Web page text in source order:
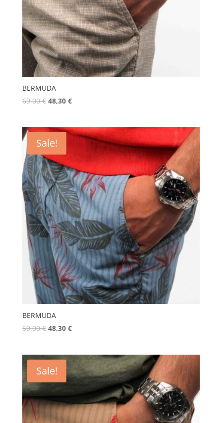
BERMUDA
69,00€ 48,30 €
Sale!
BERMUDA
69,00€ 48,30 €
Sale!